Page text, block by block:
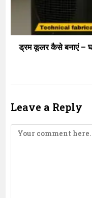
ड्रम कूलर कैसे बनाएं –
Leave a Reply
Comment